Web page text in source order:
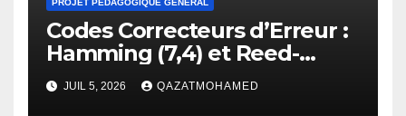
PROJET PÉDAGOGIQUE GÉNÉRAL
Codes Correcteurs d’Erreur :
Hamming (7,4) et Reed-
Solomon
JUIL 5, 2026 QAZATMOHAMED